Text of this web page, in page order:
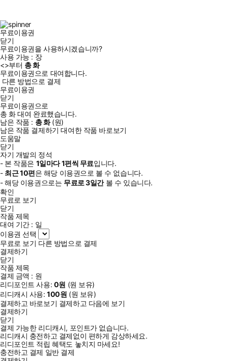
무료이용권
닫기
무료이용권을 사용하시겠습니까?
사용 가능 : 장
<>부터 총화
무료이용권으로 대여합니다.
다른 방법으로 결제
무료이용권
닫기
무료이용권으로
총 화대여 완료했습니다.
남은 작품 : 총화(원)
남은 작품 결제하기 대여한 작품 바로보기
도움말
닫기
자기 개발의 정석
- 본 작품은 1일마다1편씩 무료입니다.
- 최근10편은 해당 이용권으로 볼 수 없습니다.
- 해당 이용권으로는 무료로3일간볼 수 있습니다.
확인
무료로 보기
닫기
작품 제목
대여 기간 : 일
이용권 선택
무료로 보기 다른 방법으로 결제
결제하기
닫기
작품 제목
결제 금액 : 원
리디포인트 사용: 0원 (원 보유)
리디캐시 사용:100원 (원 보유)
결제하고 바로보기 결제하고 다음에 보기
결제하기
닫기
결제 가능한 리디캐시, 포인트가 없습니다.
리디캐시 충전하고 결제없이 편하게 감상하세요.
리디포인트 적립 혜택도 놓치지 마세요!
충전하고 결제 일반 결제